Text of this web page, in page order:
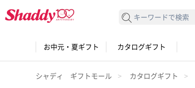
検索する
お中元・夏ギフト カタログギフト
シャディ ギフトモール カタログギフト